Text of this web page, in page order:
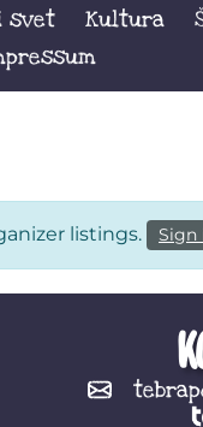
svet Kultura
listings. Sign